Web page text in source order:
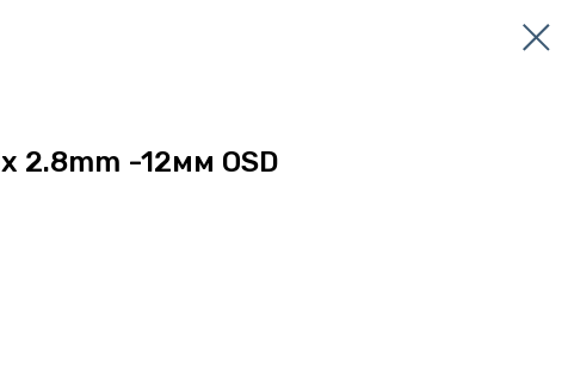
2.8mm -12мм OSD